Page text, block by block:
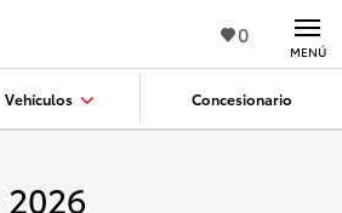
0
Vehículos Concesionario
MENÚ
2026